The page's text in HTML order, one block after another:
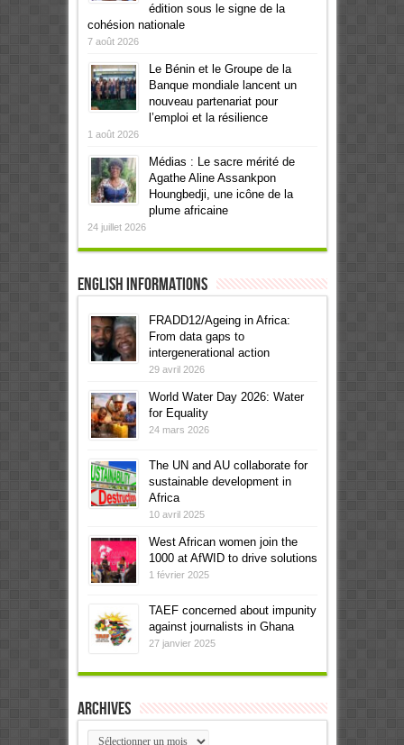
édition sous le signe de la
cohésion nationale
7 août 2026
Le Bénin et le Groupe de la
Banque mondiale lancent un
nouveau partenariat pour
l’emploi et la résilience
1 août 2026
Médias : Le sacre mérité de
Agathe Aline Assankpon
Houngbedji, une icône de la
plume africaine
24 juillet 2026
English informations
FRADD12/Ageing in Africa:
From data gaps to
intergenerational action
29 avril 2026
World Water Day 2026: Water
for Equality
24 mars 2026
The UN and AU collaborate for
sustainable development in
Africa
10 avril 2025
West African women join the
1000 at AfWID to drive solutions
1 février 2025
TAEF concerned about impunity
against journalists in Ghana
27 janvier 2025
Archives
Archives